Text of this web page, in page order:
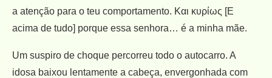
a atenção para o teu comportamento. Και κυρίως [E
acima de tudo] porque essa senhora… é a minha mãe.
Um suspiro de choque percorreu todo o autocarro. A
idosa baixou lentamente a cabeça, envergonhada com